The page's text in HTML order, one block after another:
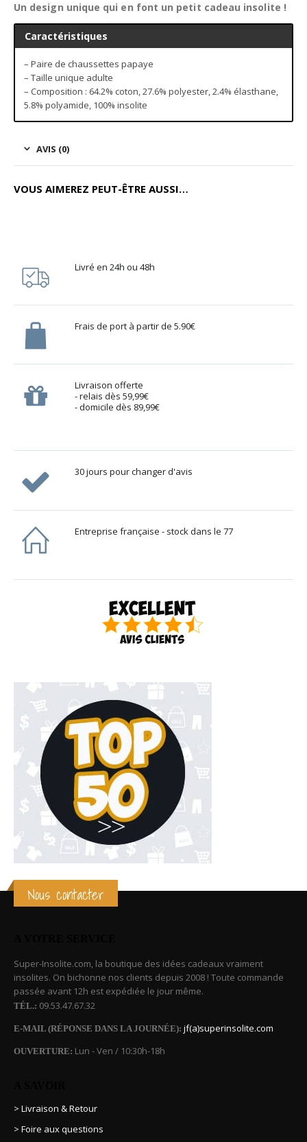
Un design unique qui en font un petit cadeau insolite !
Caractéristiques
– Paire de chaussettes papaye
– Taille unique adulte
– Composition : 64.2% coton, 27.6% polyester, 2.4% élasthane,
5.8% polyamide, 100% insolite
AVIS (0)
VOUS AIMEREZ PEUT-ÊTRE AUSSI…
Livré en 24h ou 48h
Frais de port à partir de 5.90€
Livraison offerte
- relais dès 59,99€
- domicile dès 89,99€
30 jours pour changer d'avis
Entreprise française - stock dans le 77
Nous contacter
Super-Insolite.com, la boutique des idées cadeaux vraiment
insolites. On bichonne nos clients depuis 2008 ! Toute commande
passée avant 12h est expédiée le jour même.
TÉL.: 09.53.47.67.32
E-MAIL (RÉPONSE DANS LA JOURNÉE): jf(a)superinsolite.com
OUVERTURE: Lun - Ven / 10:30h-18h
> Livraison & Retour
> Foire aux questions